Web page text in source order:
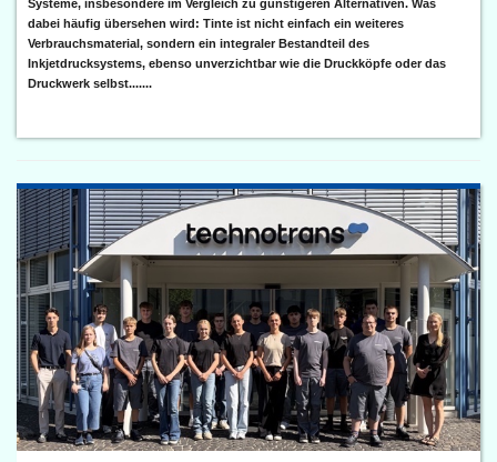
Systeme, insbesondere im Vergleich zu günstigeren Alternativen. Was
dabei häufig übersehen wird: Tinte ist nicht einfach ein weiteres
Verbrauchsmaterial, sondern ein integraler Bestandteil des
Inkjetdrucksystems, ebenso unverzichtbar wie die Druckköpfe oder das
Druckwerk selbst.......